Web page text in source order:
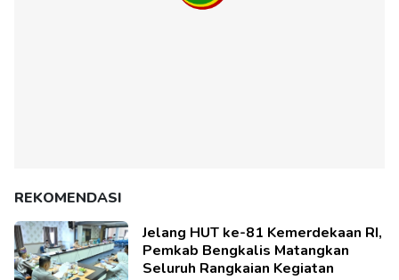
REKOMENDASI
Jelang HUT ke-81 Kemerdekaan RI,
Pemkab Bengkalis Matangkan
Seluruh Rangkaian Kegiatan